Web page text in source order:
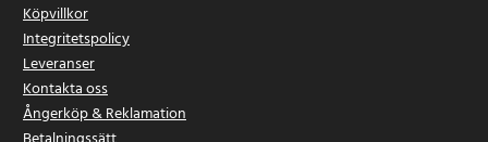
Köpvillkor
Integritetspolicy
Leveranser
Kontakta oss
Ångerköp & Reklamation